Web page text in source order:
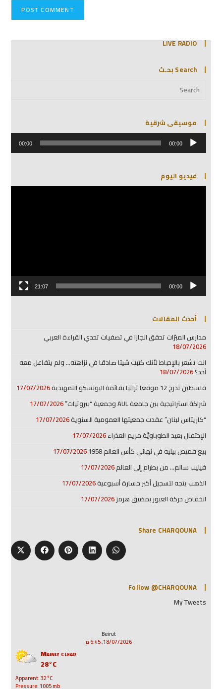
LIVE RADIO
Search بحـث
موسيقى شرقية
مشغل
الصوت 00:00
00:00
فيديو اليوم
مشغل
00:00
21:07
أحدث المقالات
مدارس المبرّات تحقق انجازا في تصفيات تحدي القراءة العربي
18/07/2026
انت تشعر بالإحباط لأنك كتبت شيئا صادقا في نزاهته… ولم يتفاعل معه
أحد؟18/07/2026
فلسطين تدرج 12 موقعا تراثيا بقائمة اليونسكو التمهيدية
17/07/2026
شراكة استراتيجية بين جامعة AUL وجمعية “بيروتيات”
17/07/2026
“كاريتاس لبنان” عقدت جمعيتها العمومية السنوية17/07/2026
الإحتفال بعيد الطوباويَّة مريم العذراء17/07/2026
بيع قميص بيليه في نهائي كأس العالم 1958
17/07/2026
فيليب سالم… من بطرام إلى العالم17/07/2026
الذهب يتجه لتسجيل أكبر خسارة أسبوعية17/07/2026
انخفاض حركة العبور بمضيق هرمز17/07/2026
Share CHARQOUNA
Follow @CHARQOUNA
My Tweets
Beirut
18/07/2026, 6:45 م
Mainly clear
28°C
Apparent: 32°C
Pressure: 1005 mb